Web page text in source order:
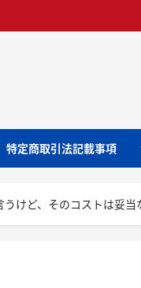
特定商取引法記載事項
けど、そのコストは妥当